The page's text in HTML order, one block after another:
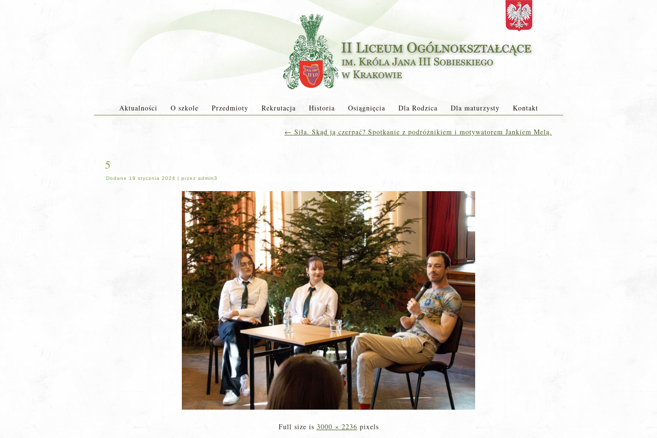
Aktualności O szkole Przedmioty Rekrutacja Historia Osiągnięcia Dla Rodzica Dla maturzysty Kontakt
← Siła. Skąd ją czerpać? Spotkanie z podróżnikiem i motywatorem Jankiem Melą.
5
Dodane 19 stycznia 2024 | przez admin3
Full size is 3000 × 2236 pixels